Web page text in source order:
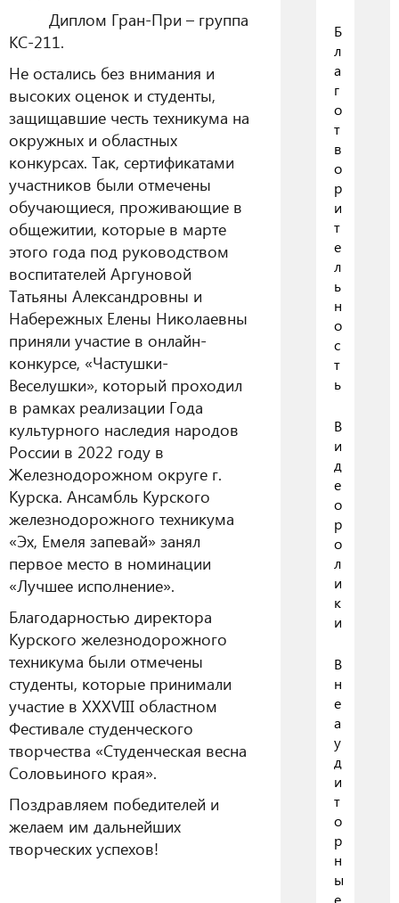
Диплом Гран-При – группа
КС-211.
Не остались без внимания и
высоких оценок и студенты,
защищавшие честь техникума на
окружных и областных
конкурсах. Так, сертификатами
участников были отмечены
обучающиеся, проживающие в
общежитии, которые в марте
этого года под руководством
воспитателей Аргуновой
Татьяны Александровны и
Набережных Елены Николаевны
приняли участие в онлайн-
конкурсе, «Частушки-
Веселушки», который проходил
в рамках реализации Года
культурного наследия народов
России в 2022 году в
Железнодорожном округе г.
Курска. Ансамбль Курского
железнодорожного техникума
«Эх, Емеля запевай» занял
первое место в номинации
«Лучшее исполнение».
Благодарностью директора
Курского железнодорожного
техникума были отмечены
студенты, которые принимали
участие в XXXVIII областном
Фестивале студенческого
творчества «Студенческая весна
Соловьиного края».
Поздравляем победителей и
желаем им дальнейших
творческих успехов!
Б
л
а
г
о
т
в
о
р
и
т
е
л
ь
н
о
с
т
ь
В
и
д
е
о
р
о
л
и
к
и
В
н
е
а
у
д
и
т
о
р
н
ы
е